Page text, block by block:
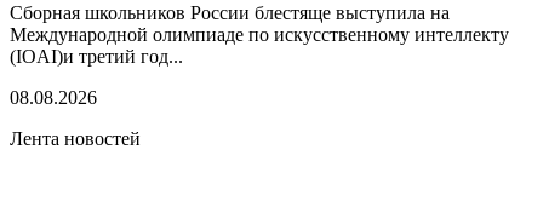
Сборная школьников России блестяще выступила на
Международной олимпиаде по искусственному интеллекту
(IOAI)и третий год...
08.08.2026
Лента новостей